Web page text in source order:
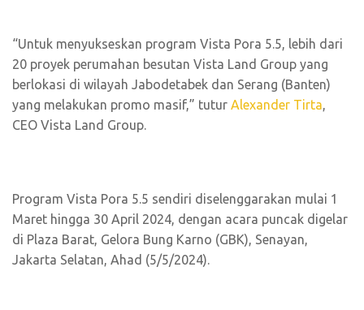
“Untuk menyukseskan program Vista Pora 5.5, lebih dari
20 proyek perumahan besutan Vista Land Group yang
berlokasi di wilayah Jabodetabek dan Serang (Banten)
yang melakukan promo masif,” tutur Alexander Tirta,
CEO Vista Land Group.
Program Vista Pora 5.5 sendiri diselenggarakan mulai 1
Maret hingga 30 April 2024, dengan acara puncak digelar
di Plaza Barat, Gelora Bung Karno (GBK), Senayan,
Jakarta Selatan, Ahad (5/5/2024).